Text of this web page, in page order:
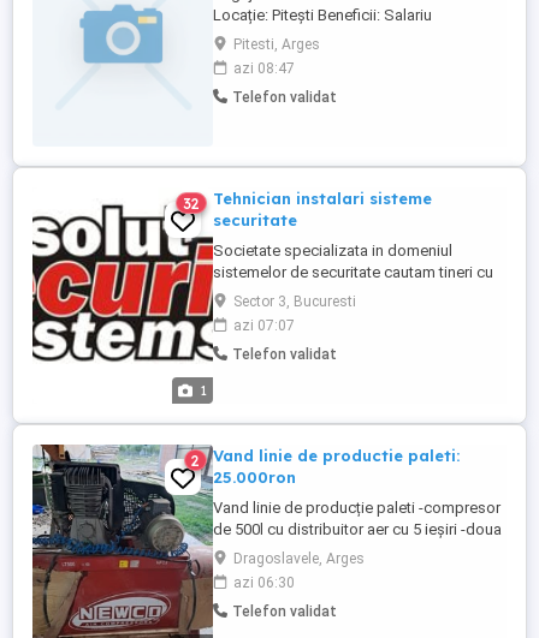
Locație: Pitești Beneficii: Salariu
negociabil (în funcție de secție) 2500 lei
Net 40 lei zi tichet de masă Bonus de
prezență Bonus de productivitate: 6-8%
din salariul brut Prime de sărbători,
Pitesti, Arges
azi 08:47
Telefon validat
1
32
Tehnician instalari sisteme
securitate
Societate specializata in domeniul
sistemelor de securitate cautam tineri cu
sau fara experienta pentru instalari
sisteme securitate, interfon, incendiu,
CCTV, efractie,
Sector 3, Bucuresti
azi 07:07
Telefon validat
2
Vand linie de productie paleti:
25.000ron
Vand linie de producție paleti -compresor
de 500l cu distribuitor aer cu 5 ieșiri -doua
bancuri de lucru pentru diferite tipuri de
paletu -doua pistoale pneumatice cu
compensatoare de greutate Toate
componentele sunt noi.
Dragoslavele, Arges
azi 06:30
Telefon validat